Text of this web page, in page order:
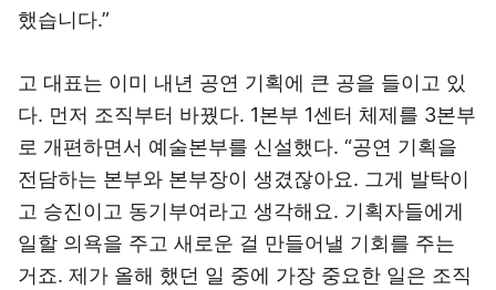
했습니다.”
고 대표는 이미 내년 공연 기획에 큰 공을 들이고 있
다. 먼저 조직부터 바꿨다. 1본부 1센터 체제를 3본부
로 개편하면서 예술본부를 신설했다. “공연 기획을
전담하는 본부와 본부장이 생겼잖아요. 그게 발탁이
고 승진이고 동기부여라고 생각해요. 기획자들에게
일할 의욕을 주고 새로운 걸 만들어낼 기회를 주는
거죠. 제가 올해 했던 일 중에 가장 중요한 일은 조직